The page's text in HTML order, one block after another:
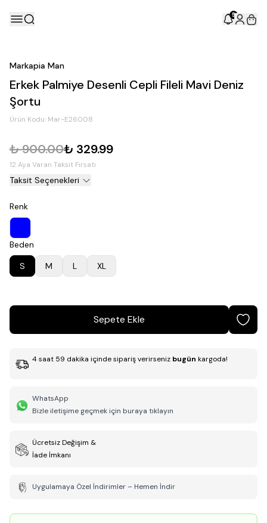
5
Markapia Man
Erkek Palmiye Desenli Cepli Fileli Mavi Deniz
Şortu
Ürün Kodu: Mar-E26008
₺ 900.00₺ 329.99
12 Aya Varan Taksit Fırsatı
Taksit Seçenekleri
Renk
Beden
S
M L XL
Sepete Ekle
4saat 59 dakika içinde sipariş verirseniz bugün kargoda!
WhatsApp
Bizle iletişime geçmek için buraya tıklayın
Ücretsiz Değişim &
İade İmkanı
Uygulamaya Özel İndirimler – Hemen İndir